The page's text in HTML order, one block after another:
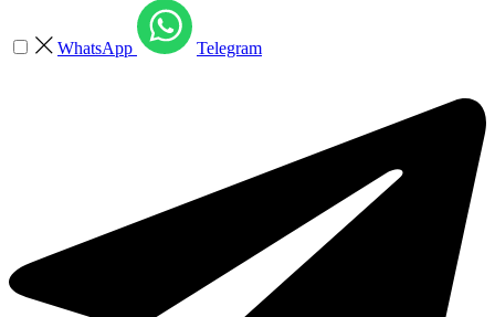
WhatsApp Telegram